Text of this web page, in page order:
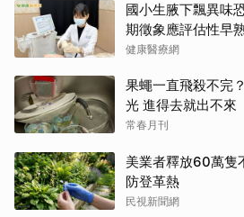
國小生腋下飄異味
期徵象應評估性早
健康醫療網
果蠅一直飛殺不完
光 進得去就出不來
常春月刊
美業者釋放60萬
防登革熱
民視新聞網